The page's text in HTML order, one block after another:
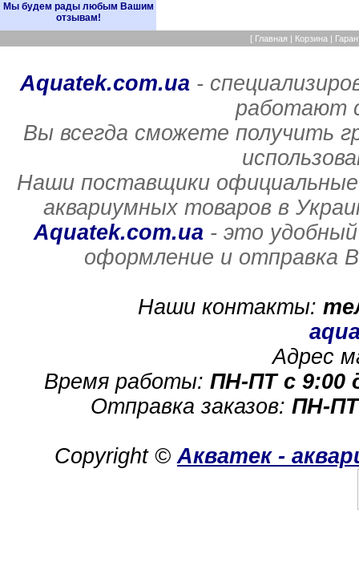
Мы будем рады любым Вашим
отзывам!
[ Главная | Корзина |
Aquatek.com.ua-
работают
Вы всегда сможете получить
Наши поставщики
аквариумных товаров в
Aquatek.com.ua- это удобный
оформление и отправка
Наши контакты:
Адрес
Время работы: ПН-ПТ с 9:00
Отправка заказов: ПН-ПТ
Copyright ©Акватек -